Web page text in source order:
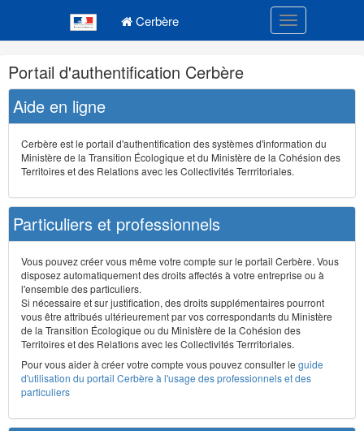
Cerbère Toggle
Navigation
et
outils
annexes
Portail d'authentification Cerbère
Aide en ligne
Cerbère est le portail d'authentification des systèmes d'information du
Ministère de la Transition Écologique et du Ministère de la Cohésion des
Territoires et des Relations avec les Collectivités Terrritoriales.
Particuliers et professionnels
Vous pouvez créer vous même votre compte sur le portail Cerbère. Vous
disposez automatiquement des droits affectés à votre entreprise ou à
l'ensemble des particuliers.
Si nécessaire et sur justification, des droits supplémentaires pourront
vous être attribués ultérieurement par vos correspondants du Ministère
de la Transition Écologique ou du Ministère de la Cohésion des
Territoires et des Relations avec les Collectivités Terrritoriales.
Pour vous aider à créer votre compte vous pouvez consulter le guide
d'utilisation du portail Cerbère à l'usage des professionnels et des
particuliers